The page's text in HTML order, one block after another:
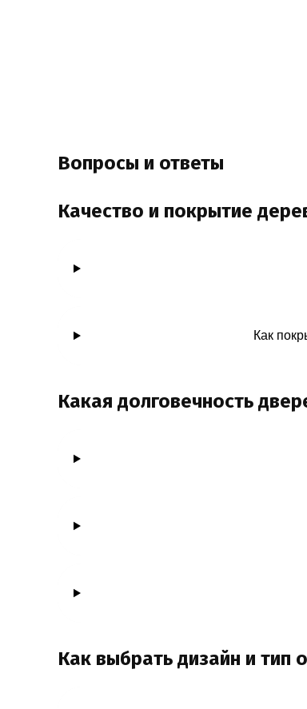
Вопросы и ответы
Качество и покрытие
Как
Какая долговечность
Как выбрать дизайн и тип